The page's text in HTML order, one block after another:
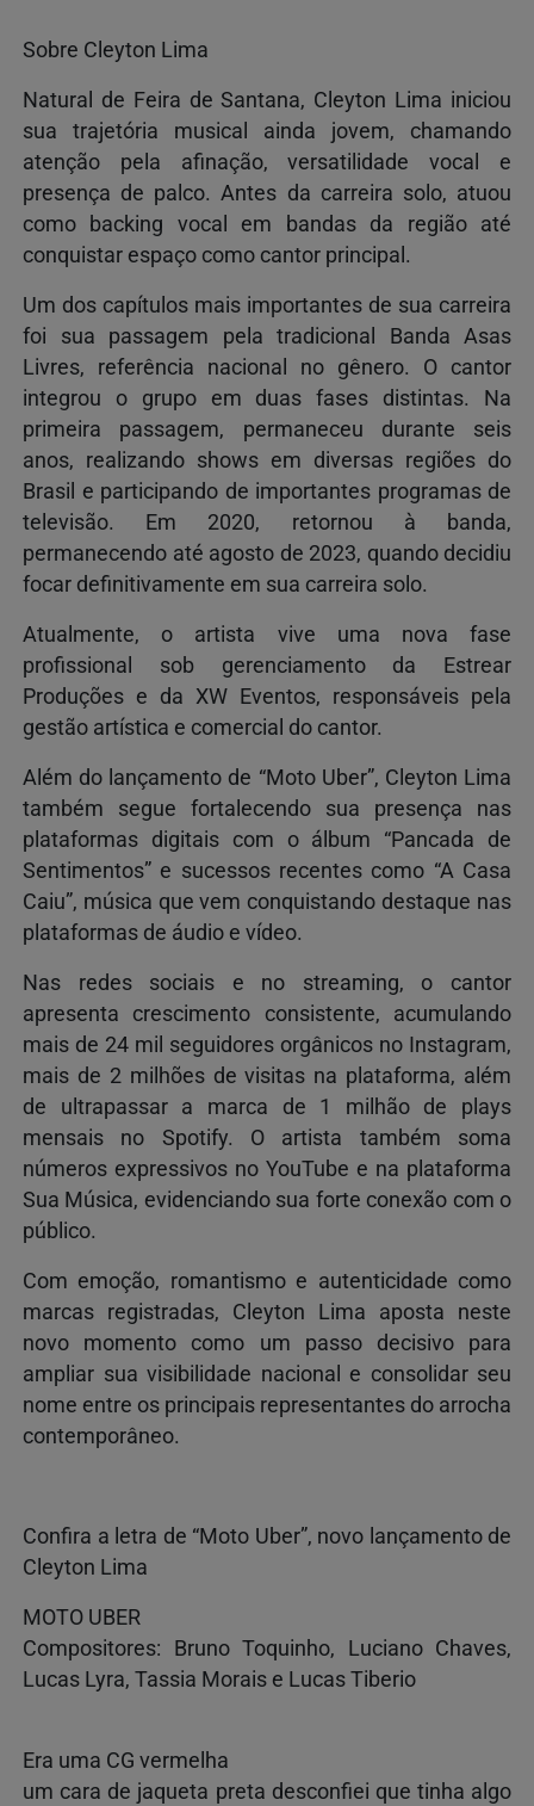
Sobre Cleyton Lima
Natural de Feira de Santana, Cleyton Lima iniciou
sua trajetória musical ainda jovem, chamando
atenção pela afinação, versatilidade vocal e
presença de palco. Antes da carreira solo, atuou
como backing vocal em bandas da região até
conquistar espaço como cantor principal.
Um dos capítulos mais importantes de sua carreira
foi sua passagem pela tradicional Banda Asas
Livres, referência nacional no gênero. O cantor
integrou o grupo em duas fases distintas. Na
primeira passagem, permaneceu durante seis
anos, realizando shows em diversas regiões do
Brasil e participando de importantes programas de
televisão. Em 2020, retornou à banda,
permanecendo até agosto de 2023, quando decidiu
focar definitivamente em sua carreira solo.
Atualmente, o artista vive uma nova fase
profissional sob gerenciamento da Estrear
Produções e da XW Eventos, responsáveis pela
gestão artística e comercial do cantor.
Além do lançamento de “Moto Uber”, Cleyton Lima
também segue fortalecendo sua presença nas
plataformas digitais com o álbum “Pancada de
Sentimentos” e sucessos recentes como “A Casa
Caiu”, música que vem conquistando destaque nas
plataformas de áudio e vídeo.
Nas redes sociais e no streaming, o cantor
apresenta crescimento consistente, acumulando
mais de 24 mil seguidores orgânicos no Instagram,
mais de 2 milhões de visitas na plataforma, além
de ultrapassar a marca de 1 milhão de plays
mensais no Spotify. O artista também soma
números expressivos no YouTube e na plataforma
Sua Música, evidenciando sua forte conexão com o
público.
Com emoção, romantismo e autenticidade como
marcas registradas, Cleyton Lima aposta neste
novo momento como um passo decisivo para
ampliar sua visibilidade nacional e consolidar seu
nome entre os principais representantes do arrocha
contemporâneo.
Confira a letra de “Moto Uber”, novo lançamento de
Cleyton Lima
MOTO UBER
Compositores: Bruno Toquinho, Luciano Chaves,
Lucas Lyra, Tassia Morais e Lucas Tiberio
Era uma CG vermelha
um cara de jaqueta preta desconfiei que tinha algo